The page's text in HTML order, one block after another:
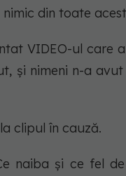
din toate
VIDEO-ul care
și nimeni n-a
clipul în cauză.
naiba și ce fel